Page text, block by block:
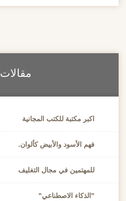
مقالات
اكبر مكتبة للكتب المجانية
فهم الأسود والأبيض كألوان.
للمهتمين في مجال التغليف
"الذكاء الاصطناعي"